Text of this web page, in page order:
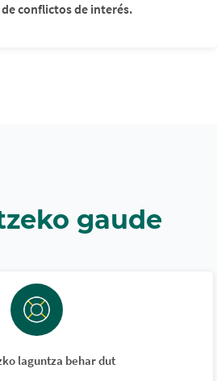
conflictos de interés.
gaude
laguntza behar dut